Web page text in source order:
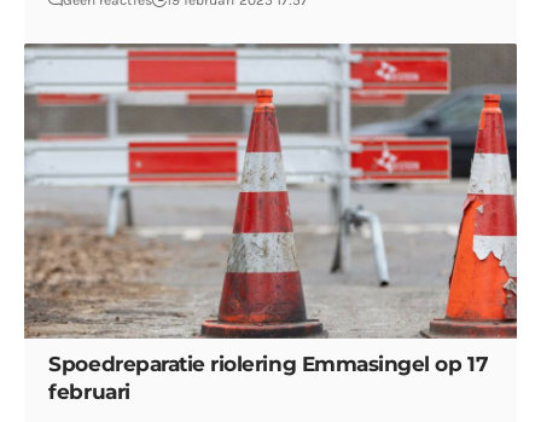
Spoedreparatie riolering Emmasingel op 17
februari